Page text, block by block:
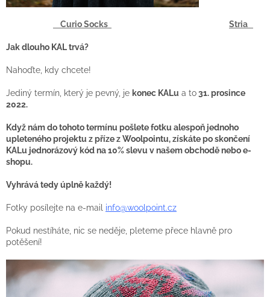
Curio Socks Stria
Jak dlouho KAL trvá?
Nahoďte, kdy chcete!
Jediný termín, který je pevný, je konec KALu a to31. prosince
2022.
Když nám do tohoto termínu pošlete fotku alespoň jednoho
upleteného projektu z příze z Woolpointu, získáte po skončení
KALu jednorázový kód na 10% slevu v našem obchodě nebo e-
shopu.
Vyhrává tedy úplně každý!
Fotky posílejte na e-mail info@woolpoint.cz
Pokud nestíháte, nic se neděje, pleteme přece hlavně pro
potěšení!